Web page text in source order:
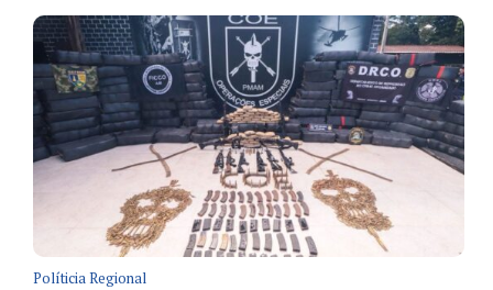
Políticia Regional